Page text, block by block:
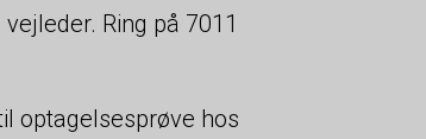
Ring på 7011
optagelsesprøve hos